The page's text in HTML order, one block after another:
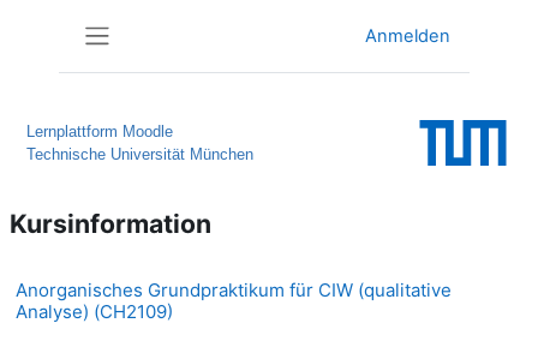
Anmelden
Lernplattform Moodle
Technische Universität München
Kursinformation
Anorganisches Grundpraktikum für CIW (qualitative
Analyse) (CH2109)